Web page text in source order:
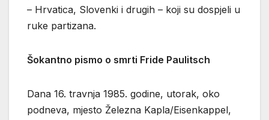
– Hrvatica, Slovenki i drugih – koji su dospjeli u
ruke partizana.
Šokantno pismo o smrti Fride Paulitsch
Dana 16. travnja 1985. godine, utorak, oko
podneva, mjesto Železna Kapla/Eisenkappel,